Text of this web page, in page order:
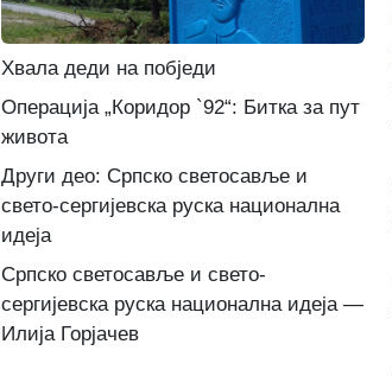
Хвала деди на побједи
Операција „Коридор `92“: Битка за пут
живота
Други део: Српско светосавље и
свето-сергијевска руска национална
идеја
Српско светосавље и свето-
сергијевска руска национална идеја —
Илија Горјачев